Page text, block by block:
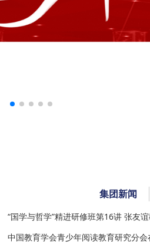
集团新闻
“国学与哲学”精进研修班第16讲 张友
中国教育学会青少年阅读教育研究分